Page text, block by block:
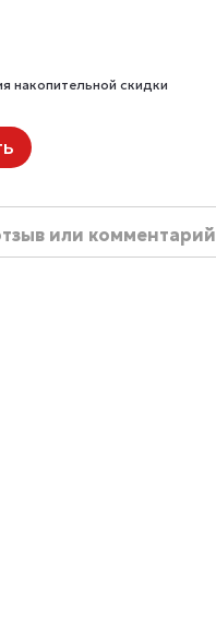
накопительной скидки
или комментарий